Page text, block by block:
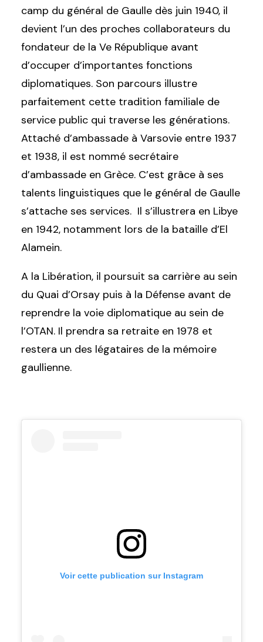
camp du général de Gaulle dès juin 1940, il
devient l’un des proches collaborateurs du
fondateur de la Ve République avant
d’occuper d’importantes fonctions
diplomatiques. Son parcours illustre
parfaitement cette tradition familiale de
service public qui traverse les générations.
Attaché d’ambassade à Varsovie entre 1937
et 1938, il est nommé secrétaire
d’ambassade en Grèce. C’est grâce à ses
talents linguistiques que le général de Gaulle
s’attache ses services. Il s’illustrera en Libye
en 1942, notamment lors de la bataille d’El
Alamein.
A la Libération, il poursuit sa carrière au sein
du Quai d’Orsay puis à la Défense avant de
reprendre la voie diplomatique au sein de
l’OTAN. Il prendra sa retraite en 1978 et
restera un des légataires de la mémoire
gaullienne.
Voir cette publication sur Instagram